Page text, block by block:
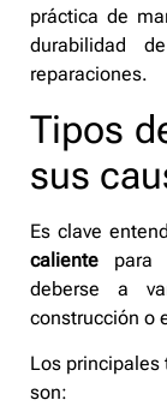
práctica de
durabilidad
reparaciones.
Tipos
sus
Es clave
caliente para
deberse a
construcción o
Los principales
son: